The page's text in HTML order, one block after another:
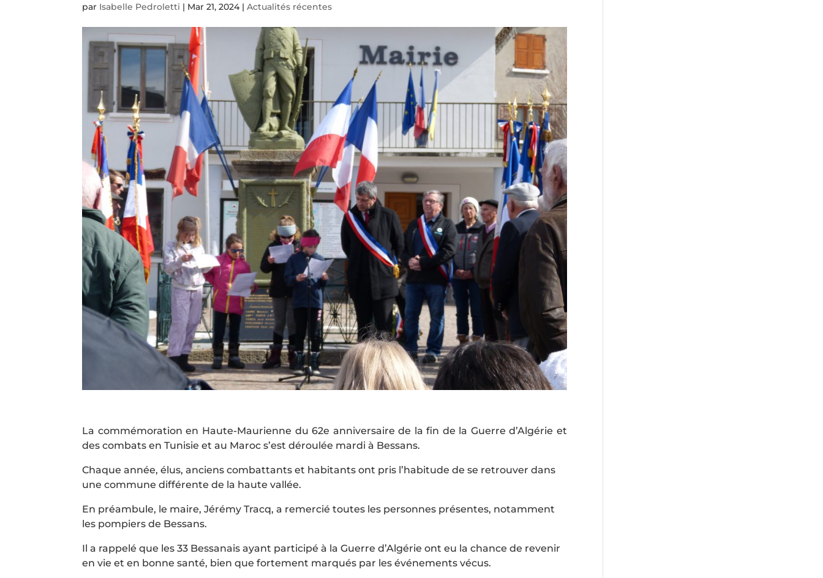
par Isabelle Pedroletti | Mar 21, 2024|Actualités récentes
La commémoration en Haute-Maurienne du 62e anniversaire de la fin de la Guerre d’Algérie et
des combats en Tunisie et au Maroc s’est déroulée mardi à Bessans.
Chaque année, élus, anciens combattants et habitants ont pris l’habitude de se retrouver dans
une commune différente de la haute vallée.
En préambule, le maire, Jérémy Tracq, a remercié toutes les personnes présentes, notamment
les pompiers de Bessans.
Il a rappelé que les 33 Bessanais ayant participé à la Guerre d’Algérie ont eu la chance de revenir
en vie et en bonne santé, bien que fortement marqués par les événements vécus.